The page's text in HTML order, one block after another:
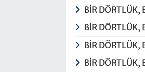
BİR DÖRTLÜK,
BİR DÖRTLÜK,
BİR DÖRTLÜK,
BİR DÖRTLÜK,